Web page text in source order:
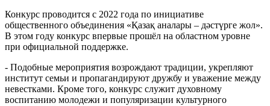
Конкурс проводится с 2022 года по инициативе
общественного объединения «Қазақ аналары – дәстүрге жол».
В этом году конкурс впервые прошёл на областном уровне
при официальной поддержке.
- Подобные мероприятия возрождают традиции, укрепляют
институт семьи и пропагандируют дружбу и уважение между
невестками. Кроме того, конкурс служит духовному
воспитанию молодежи и популяризации культурного